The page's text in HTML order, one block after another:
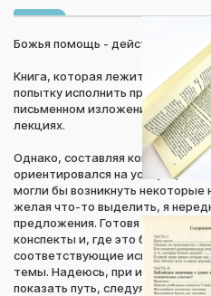
Божья помощь - действенна
Книга, которая лежит перед
попытку исполнить просьбу
письменном изложений то, о
лекциях.
Однако, составляя конспекты
ориентировался на устную речь.
могли бы возникнуть
желая что-то выделить, я
предложения. Готовя книгу к
конспекты и, где это было
соответствующие исправления
темы. Надеюсь, при изложении
показать путь, следуя которым